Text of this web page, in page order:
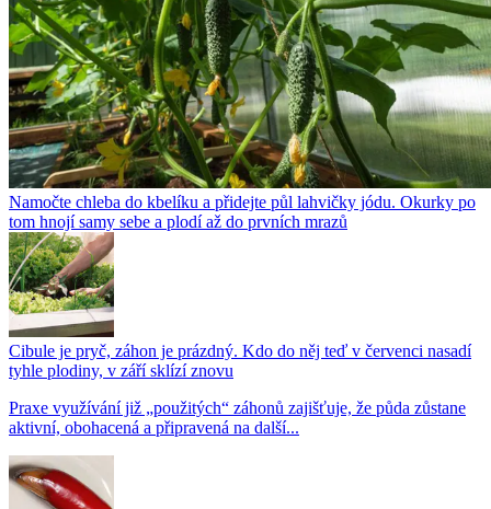
Namočte chleba do kbelíku a přidejte půl lahvičky jódu. Okurky po
tom hnojí samy sebe a plodí až do prvních mrazů
Cibule je pryč, záhon je prázdný. Kdo do něj teď v červenci nasadí
tyhle plodiny, v září sklízí znovu
Praxe využívání již „použitých“ záhonů zajišťuje, že půda zůstane
aktivní, obohacená a připravená na další...